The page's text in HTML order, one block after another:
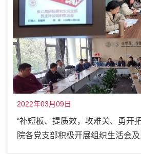
2022年03月09日
“补短板、提质效，攻难关、勇
院各党支部积极开展组织生活会